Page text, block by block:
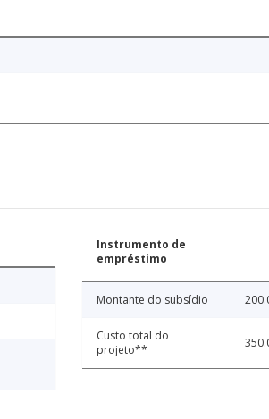
Instrumento de
empréstimo
Montante do subsídio
Custo total do
projeto**